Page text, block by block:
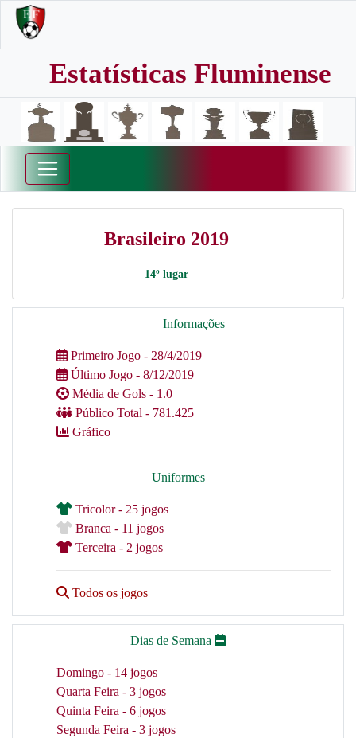
Estatísticas Fluminense
Brasileiro 2019
14º lugar
Informações
Primeiro Jogo - 28/4/2019
Último Jogo - 8/12/2019
Média de Gols - 1.0
Público Total - 781.425
Gráfico
Uniformes
Tricolor - 25 jogos
Branca - 11 jogos
Terceira - 2 jogos
Todos os jogos
Dias de Semana
Domingo - 14 jogos
Quarta Feira - 3 jogos
Quinta Feira - 6 jogos
Segunda Feira - 3 jogos